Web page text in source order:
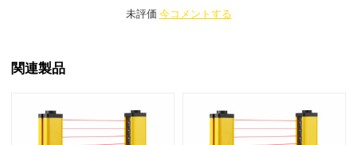
未評価 今コメントする
関連製品